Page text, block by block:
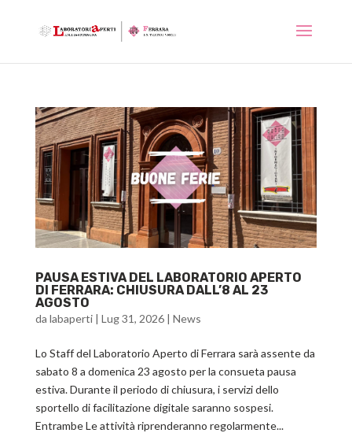
PAUSA ESTIVA DEL LABORATORIO APERTO
DI FERRARA: CHIUSURA DALL’8 AL 23
AGOSTO
da labaperti| Lug 31, 2026| News
Lo Staff del Laboratorio Aperto di Ferrara sarà assente da
sabato 8 a domenica 23 agosto per la consueta pausa
estiva. Durante il periodo di chiusura, i servizi dello
sportello di facilitazione digitale saranno sospesi.
Entrambe Le attività riprenderanno regolarmente...